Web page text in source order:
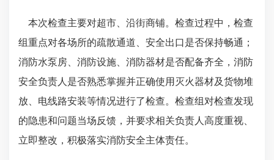
本次检查主要对超市、沿街商铺。检查过程中，检查
组重点对各场所的疏散通道、安全出口是否保持畅通；
消防水泵房、消防设施、消防器材是否配备齐全，消防
安全负责人是否熟悉掌握并正确使用灭火器材及货物堆
放、电线路安装等情况进行了检查。检查组对检查发现
的隐患和问题当场反馈，并要求相关负责人高度重视、
立即整改，积极落实消防安全主体责任。